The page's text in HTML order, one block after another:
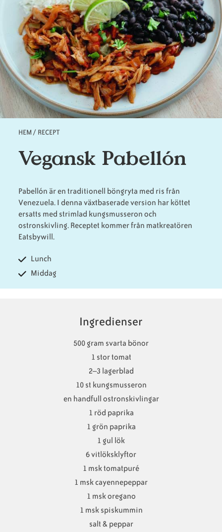
Animaliska
ingredienser
Veganska
konsumentlistor
Vanliga
frågor
Veganska
substitut
Veganska
certifieringar
HEM / RECEPT
Vegansk Pabellón
Pabellón är en traditionell böngryta med ris från
Venezuela. I denna växtbaserade version har köttet
ersatts med strimlad kungsmusseron och
ostronskivling. Receptet kommer från matkreatören
Eatsbywill.
Lunch
Middag
Ingredienser
500 gram svarta bönor
1 stor tomat
2–3 lagerblad
10 st kungsmusseron
en handfull ostronskivlingar
1 röd paprika
1 grön paprika
1 gul lök
6 vitlöksklyftor
1 msk tomatpuré
1 msk cayennepeppar
1 msk oregano
1 msk spiskummin
salt & peppar